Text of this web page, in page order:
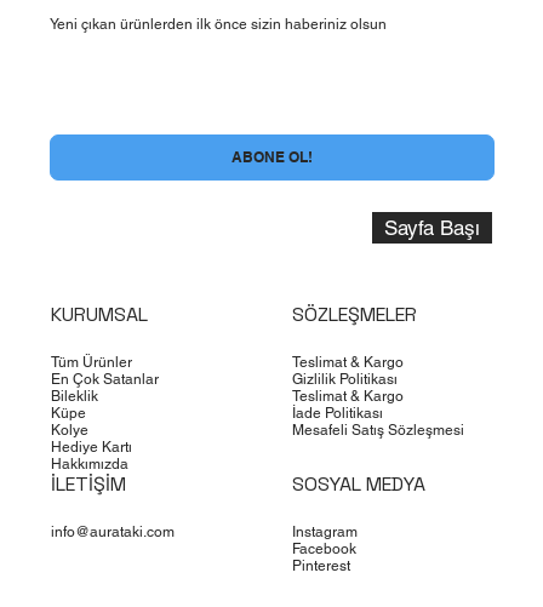
KURUMSAL
Tüm Ürünler
En Çok Satanlar
Bileklik
Küpe
Kolye
Hediye Kartı
Hakkımızda
SÖZLEŞMELER
Teslimat & Kargo
Gizlilik Politikası
Teslimat & Kargo
İade Politikası
Mesafeli Satış Sözleşmesi
İLETİŞİM
info@aurataki.com
SOSYAL MEDYA
Instagram
Facebook
Pinterest
Yeni çıkan ürünlerden ilk önce sizin haberiniz olsun
ABONE OL!
Sayfa Başı